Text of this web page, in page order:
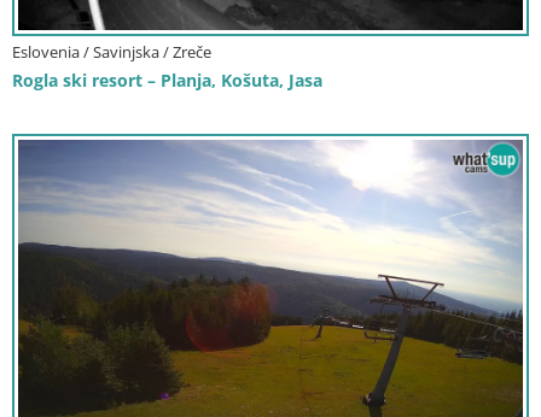
Eslovenia / Savinjska / Zreče
Rogla ski resort – Planja, Košuta, Jasa